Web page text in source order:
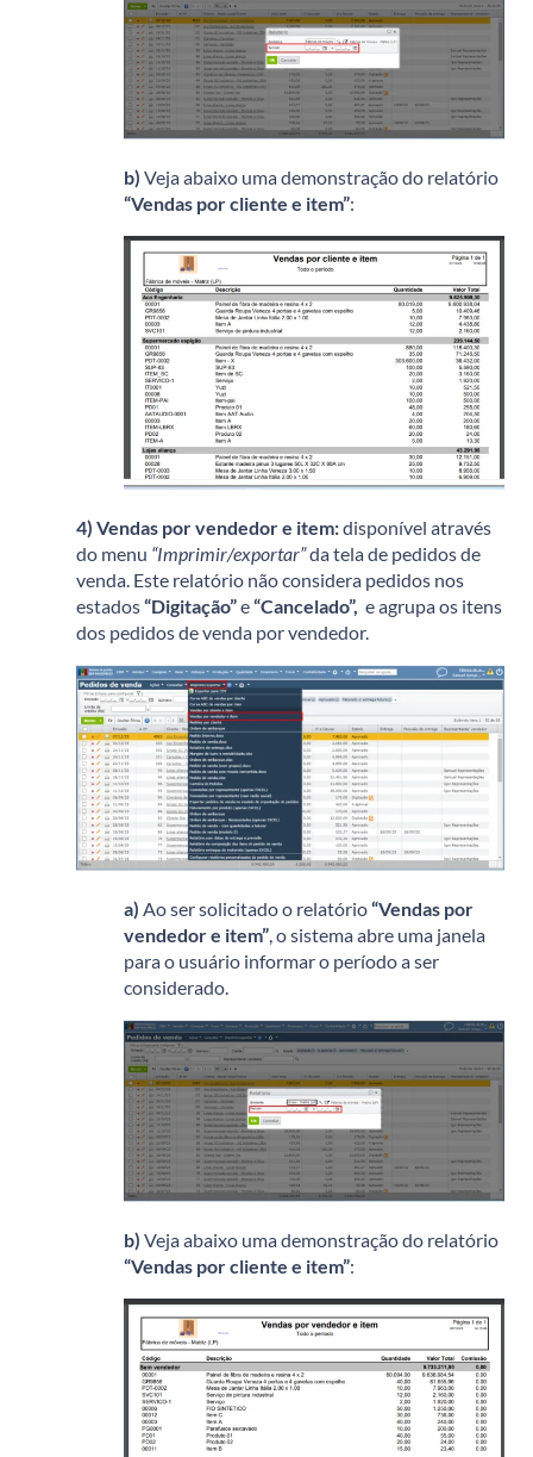
b) Veja abaixo uma demonstração do relatório
“Vendas por cliente e item”:
4) Vendas por vendedor e item:disponível através
do menu “Imprimir/exportar”da tela de pedidos de
venda. Este relatório não considera pedidos nos
estados“Digitação”e“Cancelado”, e agrupa os itens
dos pedidos de venda por vendedor.
a) Ao ser solicitado o relatório“Vendas por
vendedor e item” , o sistema abre uma janela
para o usuário informar o período a ser
considerado.
b) Veja abaixo uma demonstração do relatório
“Vendas por cliente e item”: